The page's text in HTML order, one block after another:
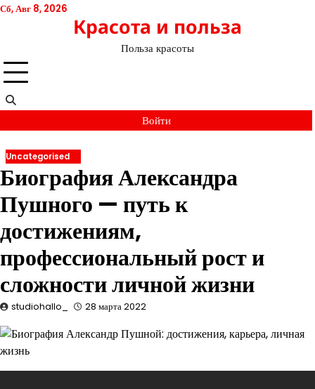
Перейти
Сб, Авг 8, 2026
Красота и польза
Польза красоты
Войти
Uncategorised
Биография Александра
Пушного — путь к
достижениям,
профессиональный рост и
сложности личной жизни
studiohallo_ 28 марта 2022